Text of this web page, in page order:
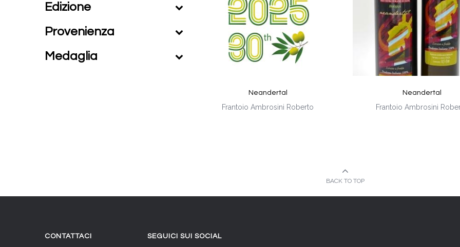
Neandertal
Frantoio Ambrosini Roberto
Neandertal
Frantoio Ambrosini
Edizione
Provenienza
Medaglia
BACK TO TOP
CONTATTACI SEGUICI SUI SOCIAL